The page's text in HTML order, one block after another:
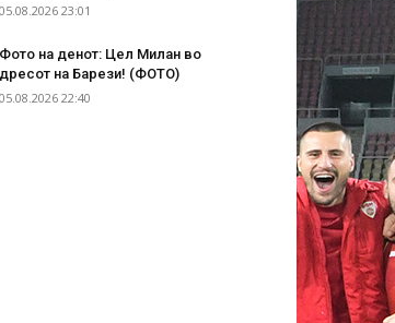
05.08.2026 23:01
Фото на денот: Цел Милан во
дресот на Барези! (ФОТО)
05.08.2026 22:40